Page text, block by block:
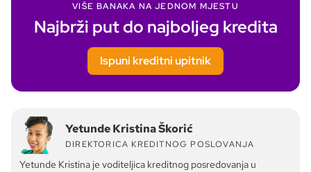
VIŠE BANAKA NA JEDNOM MJESTU
Najbrži put do najboljeg kredita
Ispuni kreditni upitnik
Yetunde Kristina Škorić
DIREKTORICA KREDITNOG POSLOVANJA
Yetunde Kristina je voditeljica kreditnog posredovanja u